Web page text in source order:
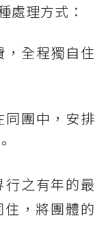
處理方式：
全程獨自住
團中，安排
之有年的最
，將團體的